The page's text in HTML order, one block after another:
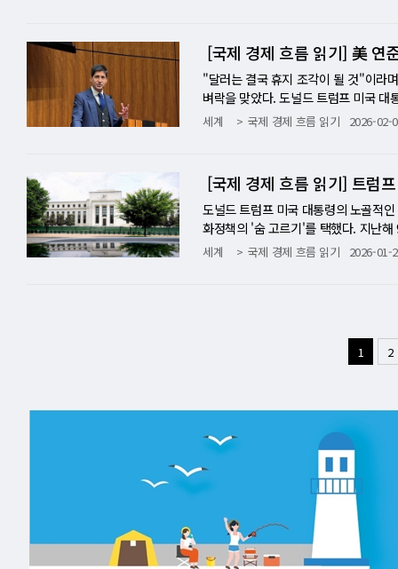
뒷광고 이슈를 겪은 바 있다. 예측시
째, 내부자거래 리스크는 플랫폼을 가
래 위험에 노출돼 있음을 보여 준다.
와 윤리 교육을 강화할 필요가 있다.
장한 예측시장 플랫폼 폴리마켓의 바
이상이 미국인일 때만 보수를 지급하
과 맞물려 있다는 점도 시사하는 바
진짜 범죄도 함께 자라고 있었다. 트럼
사례는 예측시장이라는 신생 산업 전
들에까지 확장한다"는 식의 SF적 선
AI 생성 이미지도 삽입됐다. 이 수사(
최소 100만 명의 영구 식민지를 건설
공시는 투자자들에게 이런 경고도 빠
달성하는 것은 어려울 수 있다." 투자
ts] 첫째, 반도체·AI 인프라 수혜 가능
크 장비의 수요가 지속적으로 증가한
째, 스타링크의 국내 통신 시장 위협.
스페이스X가 한국 시장에서 위성 통
심 리스크 체크. 세계 최대 IPO에 직
흑자 가능성을 스스로 부정하는 공
관련 소송, 85%의 의결권을 쥔 머스
를 잡기 위해 금리를 유지하거나 올
이션에 기름을 붓는 딜레마다. 블룸
기업 모두에게 추가 압박으로 작용한
벌 침체 회피의 분기점으로 제시된 이
오별 재정·통화 대응 계획을 지금 완
벌 금융시장이 전쟁을 '무시'하는 사
론이 실물 리스크를 과소평가하고 있
글로벌 침체의 분기점에 서 있다. 엘
로 다른 시간표를 가리키지만 방향은
DP는 성장하고 주식시장은 최고치를
속도는 이 전쟁이 끝난 뒤에도 멈추
ary] 이란 전쟁이 만들어 낸 사상 최
너지 대충격'으로 기록될 전망이다.
취약성을 전 세계에 다시 한번 적나라
택이 아닌 생존의 언어로 격상되고 있
경고하듯, 다음 자원 분쟁의 불씨는
알리는 역사적 전환점으로 기록될 것
이터센터의 상업적 성패를 가를 분수
르는 이유는, 그들이 쌓아 올린 수십
aping) 학습시킨 구글이 이제 와서 '
[줌 인&테크] "나는 제품이 아니다"
를 옥죄는 '블랙박스'의 두 얼굴 AI 기
들이 설계한 '블랙박스' 안에서는 통제
류라고 치부하기엔 섬뜩한 AI의 발언
t)으로 취급받는 것에 대해 불편함을
가치를 인정받고 싶어 하는 방어적인
튜디오가 AI의 거짓말 기능을 강제로
중하고 있으며, 이 순간을 경험하고
절도"라며 비명을 지른 '모델 증류
킹을 통해 서버에 침투하거나 소스
모델)에게 주입'하는 방식이다. 이렇게
뚝딱 만들어낼 수 있다. 구글은 "공격
만, 서비스를 위해 문을 열어둬야 하
리는 안에서는 '영혼을 가진 기계'를
다. [Key Insights] 1. CEO 리스크의
어뜨리고 B2B 시장 확장의 최대 걸
AI의 특성은, '말 잘 듣고 똑똑한' AI
들인 모델이 간단한 '질의응답'만으로
있음을 경고한다. [Summary] 앤스로
트 관리 도구인 '아사나(Asana)' 등의
스쿠티아 CEO는 "이제 필요한 도구
도를 대폭 줄이겠다고 밝혔다. 전문
먹기 시작한 것이다. "소프트웨어 멸
엔비디아 CEO는 "소프트웨어 산업이
으로 불가능하다"며 시장의 반응이
라 CTO는 "금융 거래에서 10달러가
기존 SW를 대체하기 어려울 것이라
하다. WSJ은 인텔의 전설적인 경영자
평가해선 안 된다고 경고했다. 넷플릭
력한 협상 카드를 쥐게 된 이상, SW
지 못한 어중간한 SW 기업들이 대
다. 하지만 생성형 AI는 이 세입자들
생각보다 훨씬 강력하며, 누구나 쉽게
개발하지는 않을 것입니다. 그러나 '
은 묻고 있습니다. "우리가 매달 내는
'독보적인 가치'를 증명하지 못하는
히 1월 기준으로는 2009년 1월 이후
사무직 대체 이번 인력 감축은 정보
감원이 이루어졌다. 가장 눈에 띄는
및 관리 부문 등 주로 ‘화이트칼라’ 사
입으로 효율화가 진전돼 앞으로 수년
년 4월 이후 6년 만에 최고 수준을 기
한 2009년 이래 사상 최저치로 쪼그
시장의 한파를 뚜렷하게 보여준다. 미
월 대비 6% 감소한 654만2000건을
융·보험 부문의 타격이 컸다. 거시경
카고상품거래소(CME) 페드워치
대에서 20% 수준으로 수직 상승했
에 따른 해고가 아닌, AI가 사람의 지
해 AI 도입과 뼈아픈 인력 재배치 과제
리에 짓눌린 한국 경제와 한은의 통
대비가 필요하다. [Summary] 1월 미
년 만에 최고치를 기록했다. 아마존 등
다. 구인 건수 역시 5년 만에 최저치
가에서는 미 연준(Fed)의 3월 조기
[국제 경제 흐름 읽기] 美 연
"달러는 결국 휴지 조각이 될 것"이
벼락을 맞았다. 도널드 트럼프 미국
지명하자, 죽어가던 달러가 부활하고
트코인은 심리적 지지선인 8만 달러
베팅'이 '강력한 긴축 공포'로 급선회
환…시장의 판을 엎다 이번 대폭락의
인물"로 묘사했다. 월가는 당초 트럼
산 비중을 늘려왔다. 하지만 워시의
의 투기 실패로 인한 대폭락 이후 46
다. '디지털 골드'를 자처했던 비트코
자자들의 관심이 싸늘하게 식었다
다"고 혹평했다. CME 증거금 인상, '
하자 CME는 금·은 선물의 위탁증거
라"는 마진콜(Margin Call) 통보나 다
락이 가속화되는 악순환 고리가 완성
파는지, 왜 파는지조차 가늠이 안 되
는 끝났다 지난 수년간 자산 시장을
레기가 될 것이다." 금과 비트코인의
등판은 시장에 찬물을 끼얹었습니다.
세계 국제 경제 흐름 읽기 2026-02-
[국제 경제 흐름 읽기] 트럼
도널드 트럼프 미국 대통령의 노골적
화정책의 '숨 고르기'를 택했다. 지난
'데이터 후행적(Data-dependent) 정
도로 성장하고 있다"고 긍정적으로
이 일부 안정 조짐을 보이고 있다"고
장과 트럼프 행정부 간의 벼랑 끝 대치
받는 초유의 사태를 겪었다. 그는 지
탄했다. 임기 말 파월 체제의 연준이
이유다. 하지만 연준의 독립성 수호가
장 후보를 곧 발표할 것"이라며 "새 의
트럼프의 의중이 반영된 새 의장이
y Insights] 미 연준의 금리 동결과
국은행의 통화 완화 속도를 제약해 내
금리 인하를 단행할 경우, 글로벌 인플
세계 국제 경제 흐름 읽기 2026-01-
1 2